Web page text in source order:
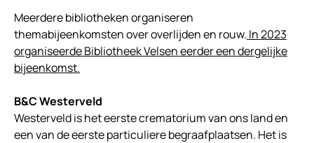
Meerdere bibliotheken organiseren
themabijeenkomsten over overlijden en rouw. In 2023
organiseerde Bibliotheek Velsen eerder een dergelijke
bijeenkomst.
B&C Westerveld
Westerveld is het eerste crematorium van ons land en
een van de eerste particuliere begraafplaatsen. Het is